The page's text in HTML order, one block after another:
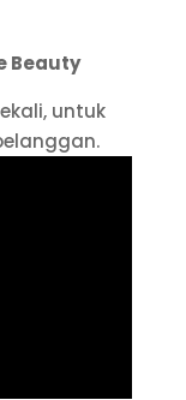
Beauty
untuk